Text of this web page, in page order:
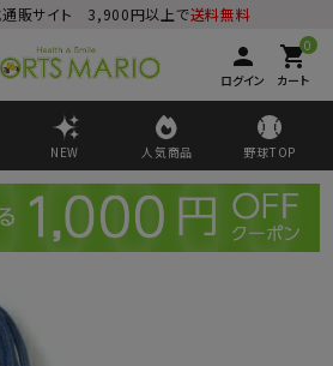
通販サイト 3,900円以上で送料無料
person
ログイン
0
shopping_cart
カート
NEW 人気商品 野球TOP